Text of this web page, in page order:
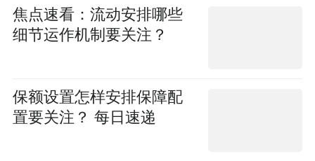
焦点速看：流动安排哪些
细节运作机制要关注？
保额设置怎样安排保障配
置要关注？ 每日速递